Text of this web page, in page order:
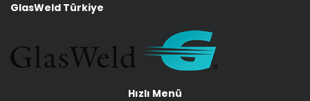
GlasWeld Türkiye
Hızlı Menü